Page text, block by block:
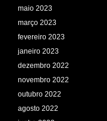
maio 2023
março 2023
fevereiro 2023
janeiro 2023
dezembro 2022
novembro 2022
outubro 2022
agosto 2022